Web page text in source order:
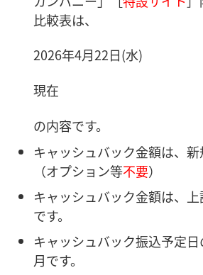
比較表は、
2026年4月22日(水)
現在
の内容です。
キャッシュバック金額は、新
（オプション等不要）
キャッシュバック金額は、
です。
キャッシュバック振込予定
月です。